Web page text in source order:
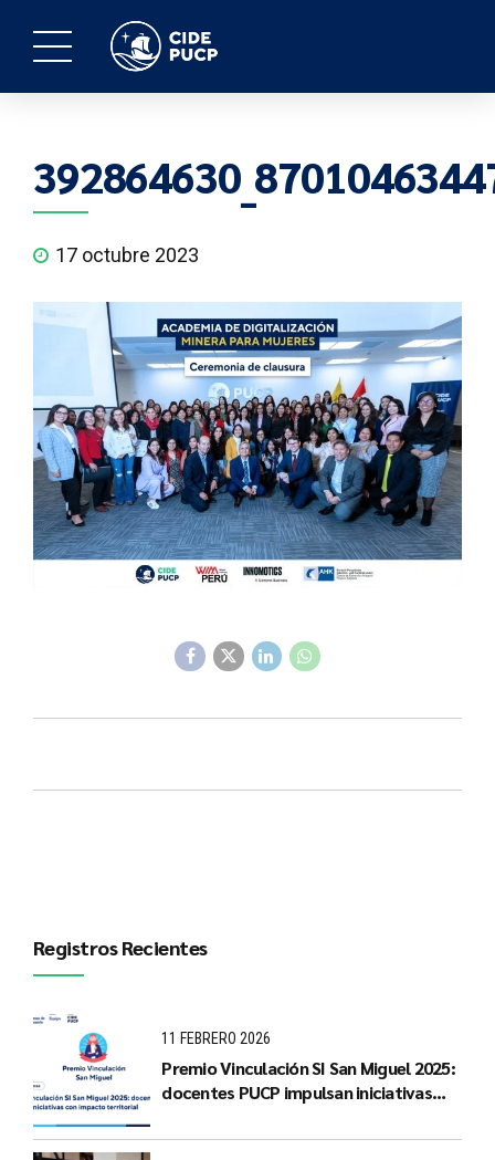
17 octubre 2023
Registros Recientes
11 FEBRERO 2026
Premio Vinculación SI San Miguel 2025:
docentes PUCP impulsan iniciativas